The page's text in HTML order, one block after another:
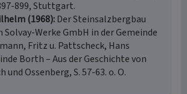
899, Stuttgart.
(1968) Der Steinsalzbergbau
Solvay-Werke GmbH in der Gemeinde
Fritz u. Pattscheck, Hans
Borth – Aus der Geschichte von
und Ossenberg, S. 57-63. o. O.